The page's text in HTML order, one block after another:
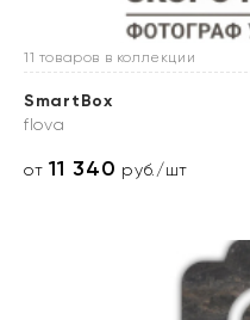
11 товаров в коллекции
SmartBox
flova
от11 340 руб./шт